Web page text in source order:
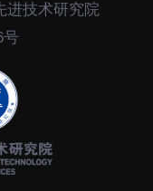
进技术研究院
号